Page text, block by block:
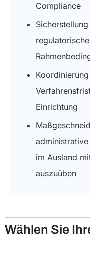
Compliance
Einrichtung
im Ausland
auszuüben
Wählen Sie